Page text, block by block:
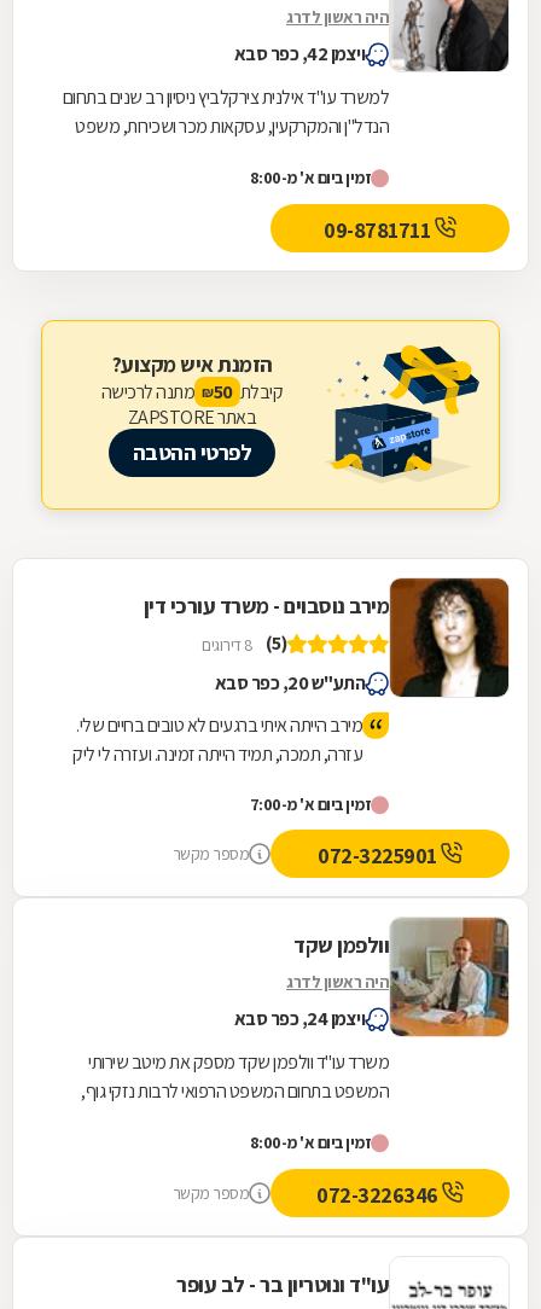
היה ראשון לדרג
ויצמן 42, כפר סבא
למשרד עו"ד אילנית צירקלביץ ניסיון רב שנים בתחום
הנדל"ן והמקרקעין, עסקאות מכר ושכירות, משפט
זמין ביום א' מ-8:00
הזמנת איש מקצוע?
קיבלת 50
₪ מתנה לרכישה
באתר ZAPSTORE
לפרטי ההטבה
מירב נוסבוים - משרד עורכי דין
(5) 8 דירוגים
התע"ש 20, כפר סבא
מירב הייתה איתי ברגעים לא טובים בחיים שלי.
עזרה, תמכה, תמיד הייתה זמינה. ועזרה לי ליק
זמין ביום א' מ-7:00
מספר מקשר
וולפמן שקד
היה ראשון לדרג
ויצמן 24, כפר סבא
משרד עו"ד וולפמן שקד מספק את מיטב שירותי
המשפט בתחום המשפט הרפואי לרבות נזקי גוף,
בדיני עבודה...
זמין ביום א' מ-8:00
מספר מקשר
עו"ד ונוטריון בר - לב עופר